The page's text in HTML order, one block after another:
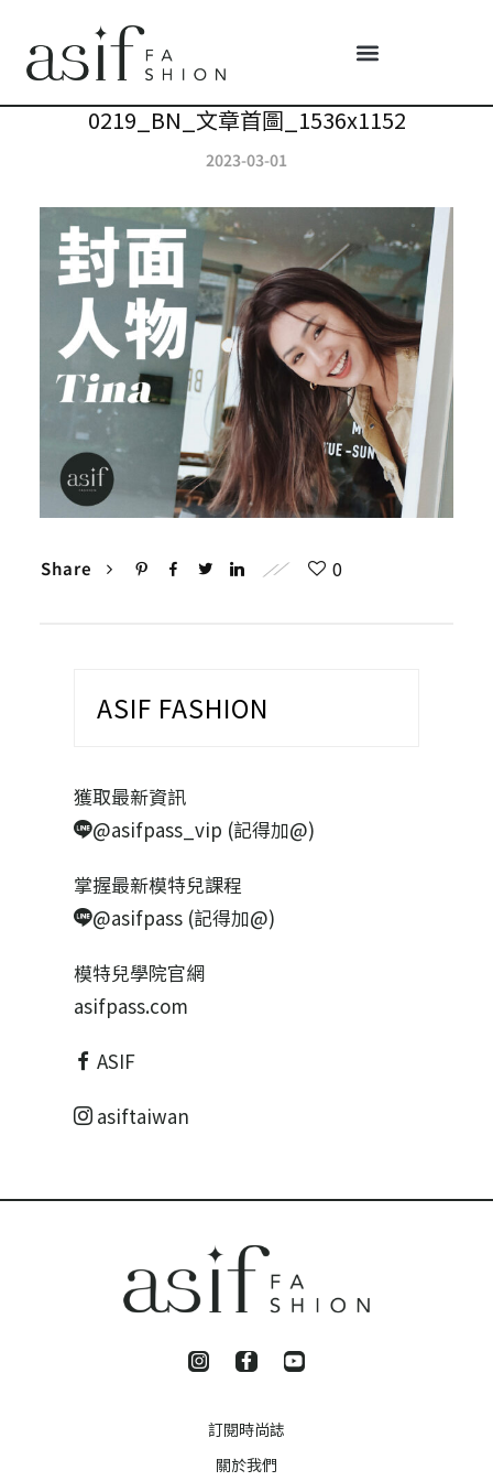
0219_BN_文章首圖_1536x1152
2023-03-01
Share 0
ASIF FASHION
獲取最新資訊
@asifpass_vip (記得加@)
掌握最新模特兒課程
@asifpass (記得加@)
模特兒學院官網
asifpass.com
ASIF
asiftaiwan
訂閱時尚誌
關於我們